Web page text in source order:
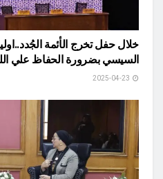
خلال حفل تخرج الأئمة
السيسي بضرورة الحفاظ علي